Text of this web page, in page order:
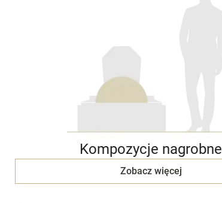
Kompozycje nagrobne
Zobacz więcej